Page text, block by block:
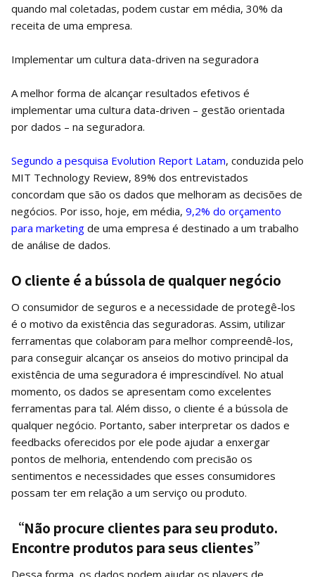
quando mal coletadas, podem custar em média, 30% da
receita de uma empresa.
Implementar um cultura data-driven na seguradora
A melhor forma de alcançar resultados efetivos é
implementar uma cultura data-driven – gestão orientada
por dados – na seguradora.
Segundo a pesquisa Evolution Report Latam, conduzida pelo
MIT Technology Review, 89% dos entrevistados
concordam que são os dados que melhoram as decisões de
negócios. Por isso, hoje, em média, 9,2% do orçamento
para marketing de uma empresa é destinado a um trabalho
de análise de dados.
O cliente é a bússola de qualquer negócio
O consumidor de seguros e a necessidade de protegê-los
é o motivo da existência das seguradoras. Assim, utilizar
ferramentas que colaboram para melhor compreendê-los,
para conseguir alcançar os anseios do motivo principal da
existência de uma seguradora é imprescindível. No atual
momento, os dados se apresentam como excelentes
ferramentas para tal. Além disso, o cliente é a bússola de
qualquer negócio. Portanto, saber interpretar os dados e
feedbacks oferecidos por ele pode ajudar a enxergar
pontos de melhoria, entendendo com precisão os
sentimentos e necessidades que esses consumidores
possam ter em relação a um serviço ou produto.
“Não procure clientes para seu produto.
Encontre produtos para seus clientes”
Dessa forma, os dados podem ajudar os players de